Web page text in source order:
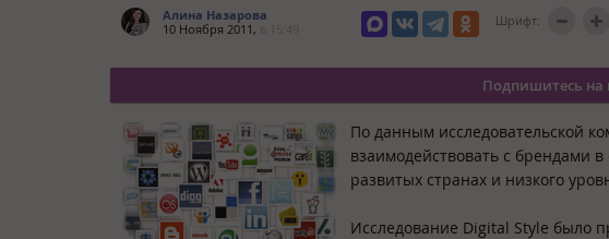
Алина Назарова
10 Ноября 2011,
Шрифт:
Подпишитесь на
По данным исследовательской
взаимодействовать с брендами
развитых странах и низкого
Исследование Digital Style было